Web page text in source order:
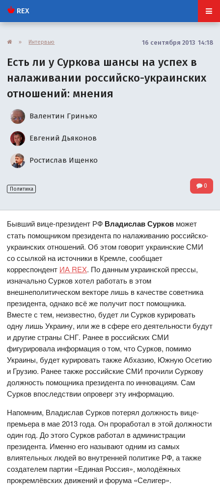
REX
» Интервью 16 сентября 2013 14:18
Есть ли у Суркова шансы на успех в
налаживании российско-украинских
отношений: мнения
Валентин Гринько
Евгений Дьяконов
Ростислав Ищенко
Политика 0
Бывший вице-президент РФ Владислав Сурков может
стать помощником президента по налаживанию российско-
украинских отношений. Об этом говорит украинские СМИ
со ссылкой на источники в Кремле, сообщает
корреспондент ИА REX. По данным украинской прессы,
изначально Сурков хотел работать в этом
внешнеполитическом векторе лишь в качестве советника
президента, однако всё же получит пост помощника.
Вместе с тем, неизвестно, будет ли Сурков курировать
одну лишь Украину, или же в сфере его деятельности будут
и другие страны СНГ. Ранее в российских СМИ
фигурировала информация о том, что Сурков, помимо
Украины, будет курировать также Абхазию, Южную Осетию
и Грузию. Ранее также российские СМИ прочили Cуркову
должность помощника президента по инновациям. Сам
Сурков впоследствии опроверг эту информацию.
Напомним, Владислав Сурков потерял должность вице-
премьера в мае 2013 года. Он проработал в этой должности
один год. До этого Сурков работал в администрации
президента. Именно его называют одним из самых
влиятельных людей во внутренней политике РФ, а также
создателем партии «Единая Россия», молодёжных
прокремлёвских движений и форума «Селигер».